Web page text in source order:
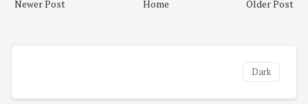
Newer Post Older Post
Home
Dark